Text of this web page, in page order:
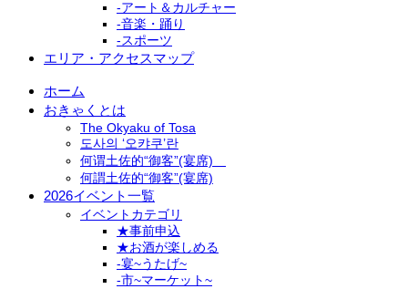
-アート＆カルチャー
-音楽・踊り
-スポーツ
エリア・アクセスマップ
ホーム
おきゃくとは
The Okyaku of Tosa
도사의 ‘오캬쿠’란
何谓土佐的“御客”(宴席)
何謂土佐的“御客”(宴席)
2026イベント一覧
イベントカテゴリ
★事前申込
★お酒が楽しめる
-宴~うたげ~
-市~マーケット~